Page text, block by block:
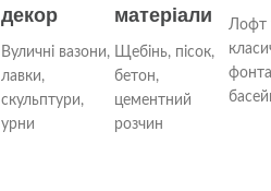
декор
Вуличні вазони,
лавки,
скульптури,
урни
матеріали
Щебінь, пісок,
бетон,
цементний
розчин
Лофт